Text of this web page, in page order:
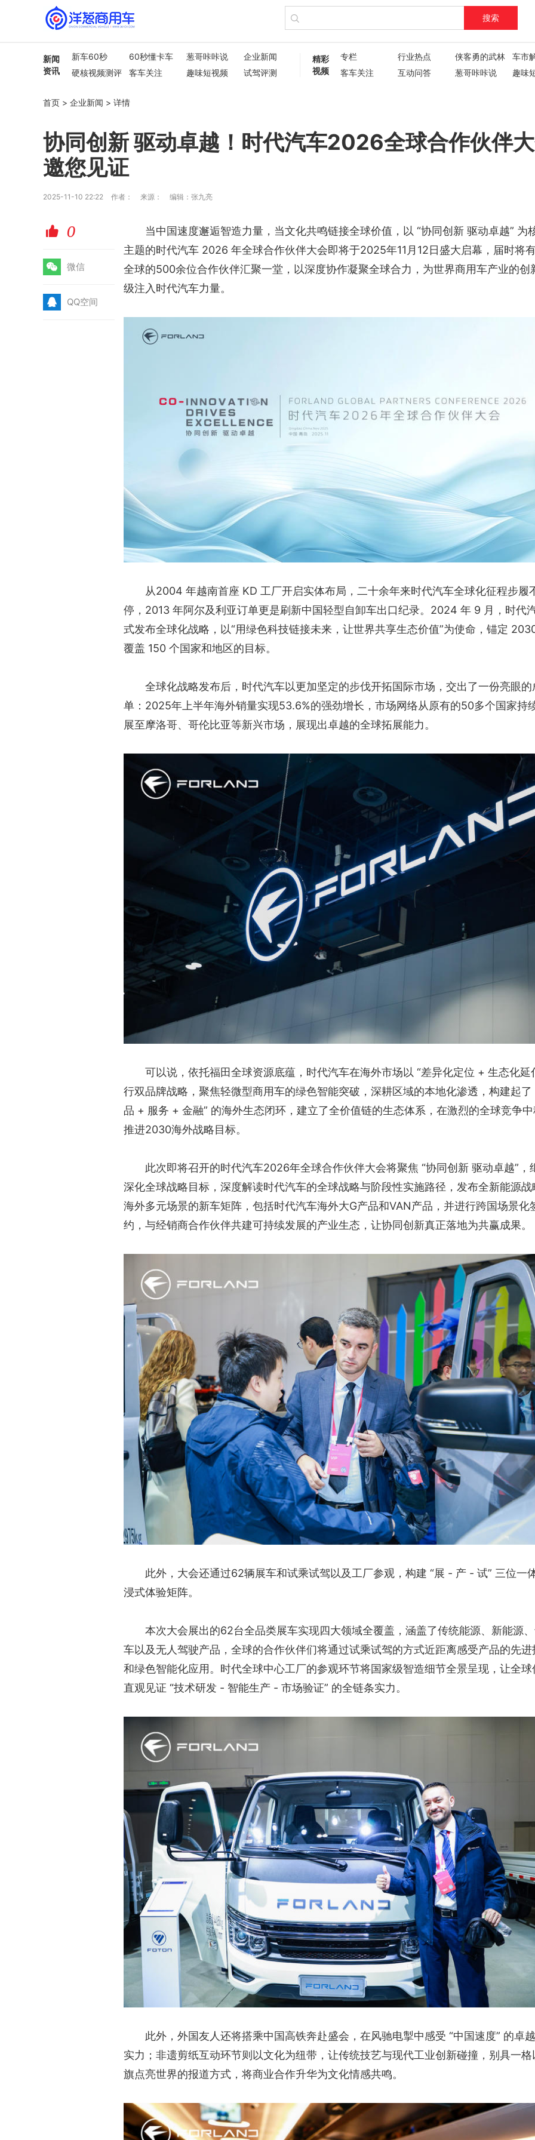
搜索
新闻
资讯
新车60秒 60秒懂卡车 葱哥咔咔说
企业新闻
硬核视频测评
客车关注 趣味短视频
试驾评测
精彩
视频
专栏 行业热点 侠客勇的武林
车市
客车关注
互动问答 葱哥咔咔说
趣味
首页 > 企业新闻 > 详情
协同创新 驱动卓越！时代汽车2026全球合作伙伴
邀您见证​
2025-11-10 22:22 作者： 来源： 编辑：张九亮
赞 0
微 微信
Q QQ空间
当中国速度邂逅智造力量，当文化共鸣链接全球价值，以 “协同创新 驱动卓越” 为
主题的时代汽车 2026 年全球合作伙伴大会即将于2025年11月12日盛大启幕，届时将
全球的500余位合作伙伴汇聚一堂，以深度协作凝聚全球合力，为世界商用车产业的创
级注入时代汽车力量。
从2004 年越南首座 KD 工厂开启实体布局，二十余年来时代汽车全球化征程步履
停，2013 年阿尔及利亚订单更是刷新中国轻型自卸车出口纪录。2024 年 9 月，时代
式发布全球化战略，以“用绿色科技链接未来，让世界共享生态价值”为使命，锚定
覆盖 150 个国家和地区的目标。
全球化战略发布后，时代汽车以更加坚定的步伐开拓国际市场，交出了一份亮眼的
单：2025年上半年海外销量实现53.6%的强劲增长，市场网络从原有的50多个国家持
展至摩洛哥、哥伦比亚等新兴市场，展现出卓越的全球拓展能力。
可以说，依托福田全球资源底蕴，时代汽车在海外市场以 “差异化定位 + 生态化延
行双品牌战略，聚焦轻微型商用车的绿色智能突破，深耕区域的本地化渗透，构建起了
品 + 服务 + 金融” 的海外生态闭环，建立了全价值链的生态体系，在激烈的全球竞争
推进2030海外战略目标。
此次即将召开的时代汽车2026年全球合作伙伴大会将聚焦 “协同创新 驱动卓越”，
深化全球战略目标，深度解读时代汽车的全球战略与阶段性实施路径，发布全新能源战
海外多元场景的新车矩阵，包括时代汽车海外大G产品和VAN产品，并进行跨国场景化
约，与经销商合作伙伴共建可持续发展的产业生态，让协同创新真正落地为共赢成果。
此外，大会还通过62辆展车和试乘试驾以及工厂参观，构建 “展 - 产 - 试” 三位一
浸式体验矩阵。
本次大会展出的62台全品类展车实现四大领域全覆盖，涵盖了传统能源、新能源
车以及无人驾驶产品，全球的合作伙伴们将通过试乘试驾的方式近距离感受产品的先进
和绿色智能化应用。时代全球中心工厂的参观环节将国家级智造细节全景呈现，让全球
直观见证 “技术研发 - 智能生产 - 市场验证” 的全链条实力。
此外，外国友人还将搭乘中国高铁奔赴盛会，在风驰电掣中感受 “中国速度” 的卓
实力；非遗剪纸互动环节则以文化为纽带，让传统技艺与现代工业创新碰撞，别具一格
旗点亮世界的报道方式，将商业合作升华为文化情感共鸣。